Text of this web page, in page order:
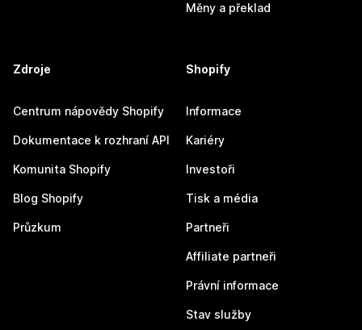
Měny a překlad
Zdroje
Centrum nápovědy Shopify
Dokumentace k rozhraní API
Komunita Shopify
Blog Shopify
Průzkum
Shopify
Informace
Kariéry
Investoři
Tisk a média
Partneři
Affiliate partneři
Právní informace
Stav služby